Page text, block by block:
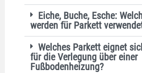
Eiche, Buche, Esche:
werden für Parkett
Welches Parkett eignet
für die Verlegung über einer
Fußbodenheizung?